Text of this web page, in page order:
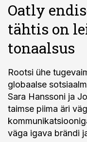
Oatly
tähtis on
tonaalsus
Rootsi ühe
globaalse
Sara Hanssoni ja
taimse piima äri
väga igava brändi